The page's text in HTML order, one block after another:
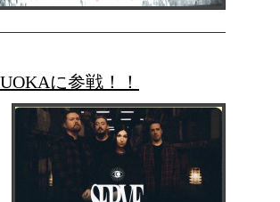
に参戦！！